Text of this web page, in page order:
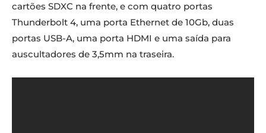
cartões SDXC na frente, e com quatro portas
Thunderbolt 4, uma porta Ethernet de 10Gb, duas
portas USB-A, uma porta HDMI e uma saída para
auscultadores de 3,5mm na traseira.